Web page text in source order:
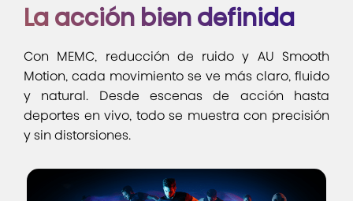
La acción bien definida
Con MEMC, reducción de ruido y AU Smooth
Motion, cada movimiento se ve más claro, fluido
y natural. Desde escenas de acción hasta
deportes en vivo, todo se muestra con precisión
y sin distorsiones.